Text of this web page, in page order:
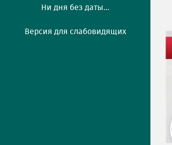
Ни дня без даты...
Версия для слабовидящих